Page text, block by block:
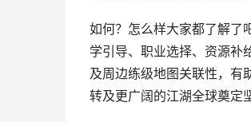
如何？怎么样大家都了解了
学引导、职业选择、资源补
及周边练级地图关联性，有
转及更广阔的江湖全球奠定